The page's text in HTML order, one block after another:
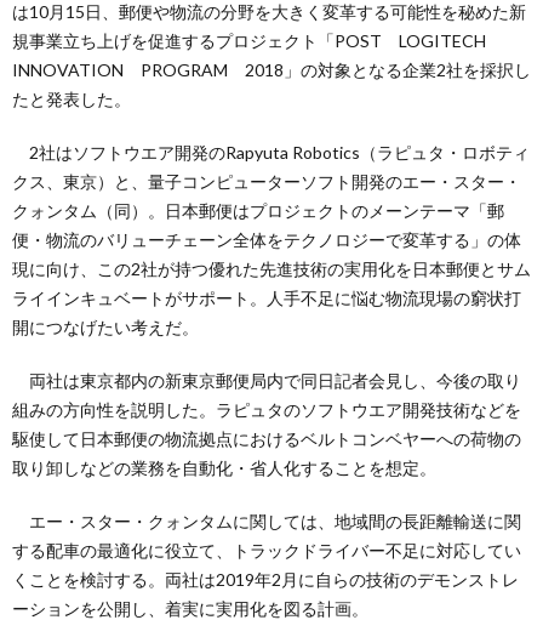
は10月15日、郵便や物流の分野を大きく変革する可能性を秘めた新
規事業立ち上げを促進するプロジェクト「POST LOGITECH
INNOVATION PROGRAM 2018」の対象となる企業2社を採択し
たと発表した。
2社はソフトウエア開発のRapyuta Robotics（ラピュタ・ロボティ
クス、東京）と、量子コンピューターソフト開発のエー・スター・
クォンタム（同）。日本郵便はプロジェクトのメーンテーマ「郵
便・物流のバリューチェーン全体をテクノロジーで変革する」の体
現に向け、この2社が持つ優れた先進技術の実用化を日本郵便とサム
ライインキュベートがサポート。人手不足に悩む物流現場の窮状打
開につなげたい考えだ。
両社は東京都内の新東京郵便局内で同日記者会見し、今後の取り
組みの方向性を説明した。ラピュタのソフトウエア開発技術などを
駆使して日本郵便の物流拠点におけるベルトコンベヤーへの荷物の
取り卸しなどの業務を自動化・省人化することを想定。
エー・スター・クォンタムに関しては、地域間の長距離輸送に関
する配車の最適化に役立て、トラックドライバー不足に対応してい
くことを検討する。両社は2019年2月に自らの技術のデモンストレ
ーションを公開し、着実に実用化を図る計画。